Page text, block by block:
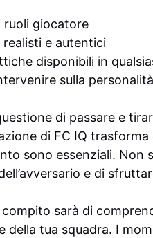
ruoli giocatore
e autentici
disponibili in
sulla
di passare e
di FC IQ
sono essenziali.
e di
sarà di
della tua squadra. I